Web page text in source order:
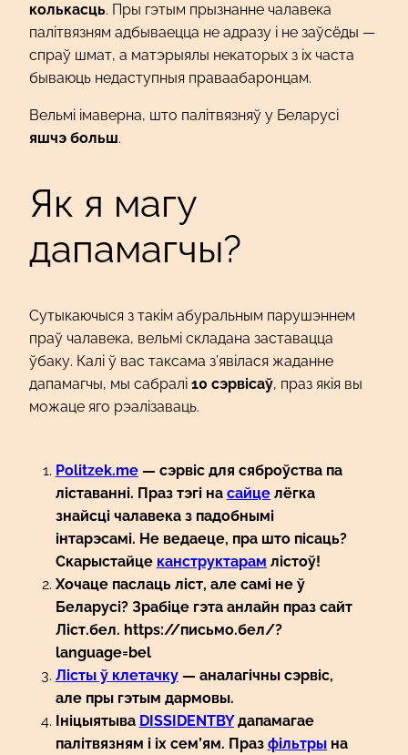
колькасць. Пры гэтым прызнанне чалавека
палітвязням адбываецца не адразу і не заўсёды —
спраў шмат, а матэрыялы некаторых з іх часта
бываюць недаступныя праваабаронцам.
Вельмі імаверна, што палітвязняў у Беларусі
яшчэ больш.
Як я магу
дапамагчы?
Сутыкаючыся з такім абуральным парушэннем
праў чалавека, вельмі складана заставацца
ўбаку. Калі ў вас таксама з’явілася жаданне
дапамагчы, мы сабралі 10 сэрвісаў, праз якія вы
можаце яго рэалізаваць.
Politzek.me— сэрвіс для сяброўства па
ліставанні. Праз тэгі на сайцелёгка
знайсці чалавека з падобнымі
інтарэсамі. Не ведаеце, пра што пісаць?
Скарыстайце канструктарам лістоў!
Хочаце паслаць ліст, але самі не ў
Беларусі? Зрабіце гэта анлайн праз сайт
Ліст.бел. https://письмо.бел/?
language=bel
Лісты ў клетачку— аналагічны сэрвіс,
але пры гэтым дармовы.
Ініцыятыва DISSIDENTBYдапамагае
палітвязням і іх сем’ям. Праз фільтрына